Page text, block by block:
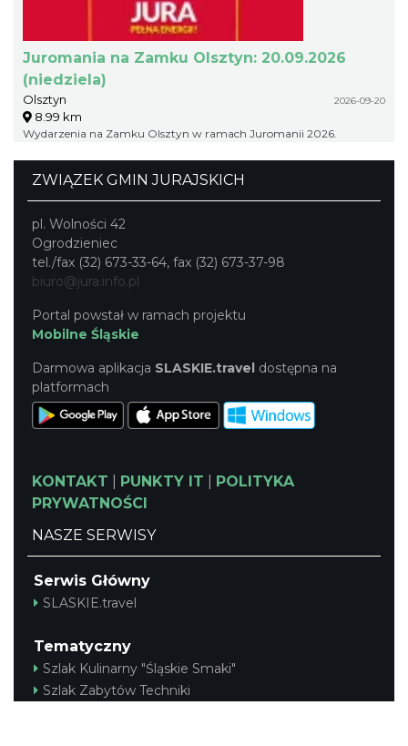
Juromania na Zamku Olsztyn: 20.09.2026
(niedziela)
Olsztyn 2026-09-20
8.99 km
Wydarzenia na Zamku Olsztyn w ramach Juromanii 2026.
ZWIĄZEK GMIN JURAJSKICH
pl. Wolności 42
Ogrodzieniec
tel./fax (32) 673-33-64, fax (32) 673-37-98
biuro@jura.info.pl
Portal powstał w ramach projektu
Mobilne Śląskie
Darmowa aplikacja SLASKIE.travel dostępna na
platformach
KONTAKT PUNKTY IT
POLITYKA
PRYWATNOŚCI
NASZE SERWISY
Serwis Główny
SLASKIE.travel
Tematyczny
Szlak Kulinarny "Śląskie Smaki"
Szlak Zabytów Techniki